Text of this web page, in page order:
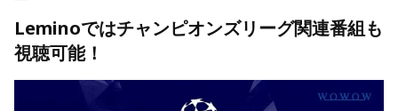
Leminoではチャンピオンズリーグ関連番組も
視聴可能！